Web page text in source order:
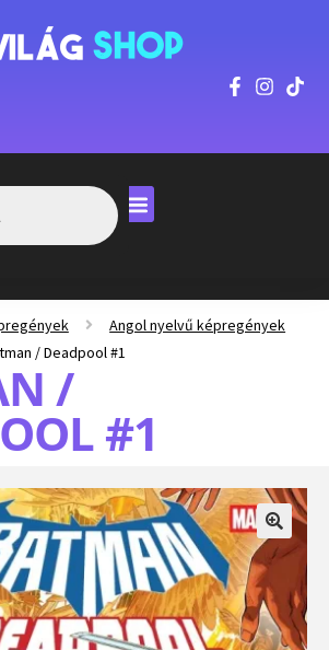
Angol nyelvű képregények
/ Deadpool #1
/
#1